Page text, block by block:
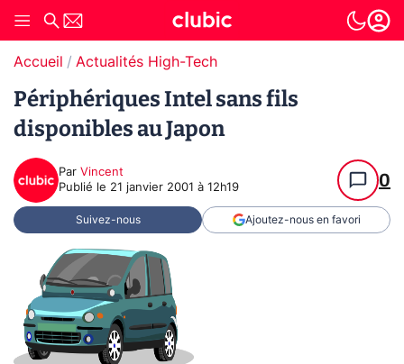
Accueil Actualités High-Tech
Périphériques Intel sans fils
disponibles au Japon
Par Vincent
Publié le 21 janvier 2001 à 12h19 0
Suivez-nous Ajoutez-nous en favori